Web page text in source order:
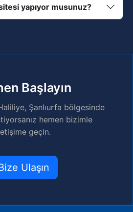
yapıyor musunuz?
Başlayın
Şanlıurfa bölgesinde
hemen bizimle
geçin.
Ulaşın